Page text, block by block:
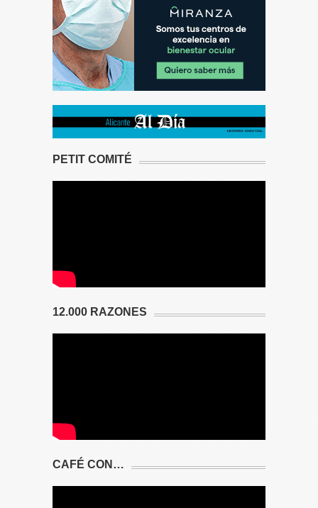
PETIT COMITÉ
12.000 RAZONES
CAFÉ CON…